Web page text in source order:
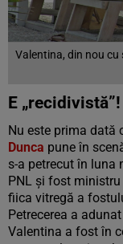
Valentina, din nou cu
E „recidivistă”!
Nu este prima dată
Dunca pune în
s-a petrecut în luna
PNL și fost
fiica vitregă a
Petrecerea a
Valentina a fost în